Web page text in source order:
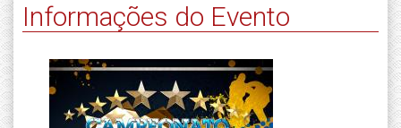
Informações do Evento